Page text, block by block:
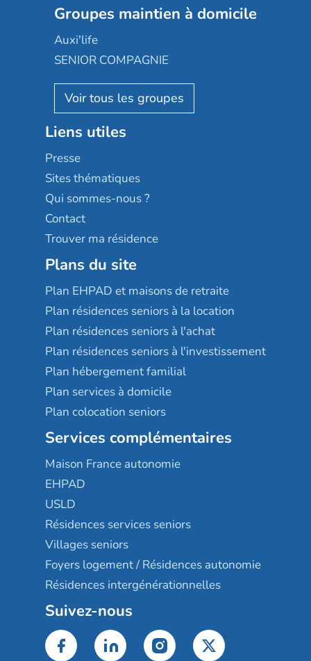
Les jardins d'Arcadie
Occitalia
Appartseniors
Reseda
Stella management
Les villages d'or
Sérénys
Résidences services Villa Médicis
Groupe SOS
Le Noble Âge
Almage
Résidalya
Groupe aplus
Groupes maintien à domicile
Auxi'life
SENIOR COMPAGNIE
AGE D'OR Services
Liens utiles
Presse
Sites thématiques
Qui sommes-nous ?
Contact
Trouver ma résidence
Plans du site
Plan EHPAD et maisons de retraite
Plan résidences seniors à la location
Plan résidences seniors à l'achat
Plan résidences seniors à l'investissement
Plan hébergement familial
Plan services à domicile
Plan colocation seniors
Services complémentaires
Maison France autonomie
EHPAD
USLD
Résidences services seniors
Villages seniors
Foyers logement / Résidences autonomie
Résidences intergénérationnelles
Suivez-nous